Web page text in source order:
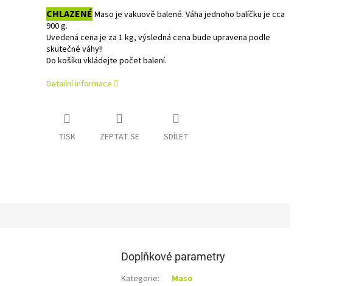
CHLAZENÉ Maso je vakuově balené. Váha jednoho balíčku je cca
900 g.
Uvedená cena je za 1 kg, výsledná cena bude upravena podle
skutečné váhy!!
Do košíku vkládejte počet balení.
Detailní informace
TISK ZEPTAT SE SDÍLET
Doplňkové parametry
Kategorie:
Maso